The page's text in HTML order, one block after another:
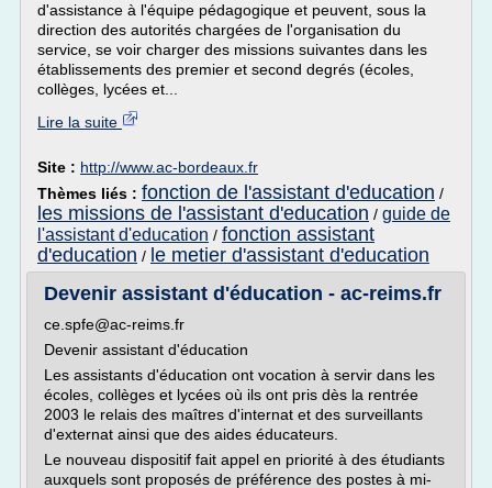
d'assistance à l'équipe pédagogique et peuvent, sous la
direction des autorités chargées de l'organisation du
service, se voir charger des missions suivantes dans les
établissements des premier et second degrés (écoles,
collèges, lycées et...
Lire la suite
Site : http://www.ac-bordeaux.fr
Thèmes liés : fonction de l'assistant d'education /
les missions de l'assistant d'education / guide de
l'assistant d'education / fonction assistant
d'education / le metier d'assistant d'education
Devenir assistant d'éducation - ac-reims.fr
ce.spfe@ac-reims.fr
Devenir assistant d'éducation
Les assistants d'éducation ont vocation à servir dans les
écoles, collèges et lycées où ils ont pris dès la rentrée
2003 le relais des maîtres d'internat et des surveillants
d'externat ainsi que des aides éducateurs.
Le nouveau dispositif fait appel en priorité à des étudiants
auxquels sont proposés de préférence des postes à mi-